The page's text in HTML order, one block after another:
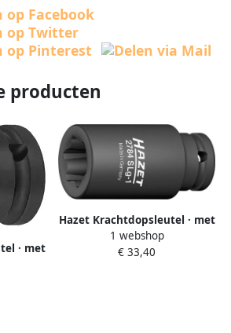
producten
· met
1 · 1 2
hol ·
Hazet Krachtdopsleutel · met
speciaal profiel 2784SLG-1 · 1
2 inch (12 5 mm) vierkant hol
1 webshop
€ 33,40